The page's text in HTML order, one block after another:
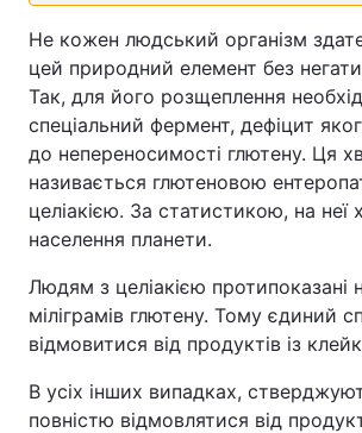
Не кожен людський організм
цей природний елемент без
Так, для його розщеплення
спеціальний фермент, дефіцит
до непереносимості глютену. Ця
називається глютеновою
целіакією. За статистикою, на неї
населення планети.
Людям з целіакією протипоказані
міліграмів глютену. Тому єдиний
відмовитися від продуктів із
В усіх інших випадках,
повністю відмовлятися від